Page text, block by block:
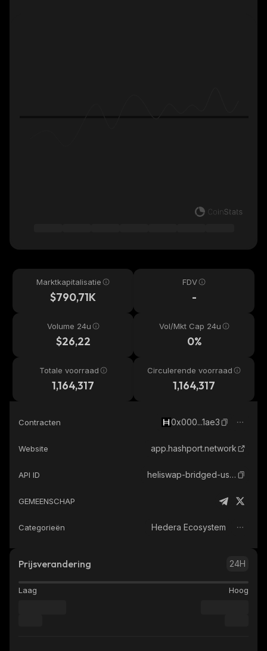
Marktkapitalisatie
$790,71K
FDV
-
Volume 24u
$26,22
Vol/Mkt Cap 24u
0%
Totale voorraad
1,164,317
Circulerende voorraad
1,164,317
Contracten 0x000...1ae3
Website app.hashport.network
API ID heliswap-bridged-usdc-hts
GEMEENSCHAP
Categorieën Hedera Ecosystem
Prijsverandering 24H
Laag Hoog